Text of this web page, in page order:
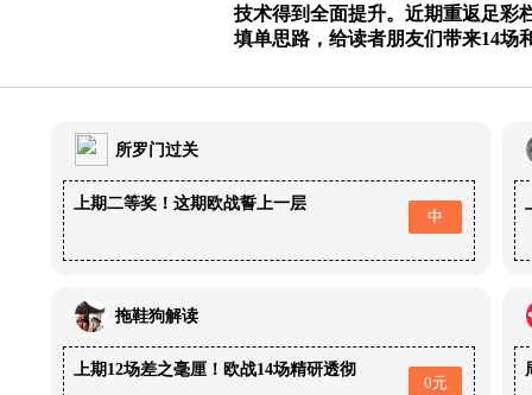
技术得到全面提升。近期重返足彩
填单思路，给读者朋友们带来14场
所罗门过关
上期二等奖！这期欧战誓上一层
中
拖鞋狗解读
上期12场差之毫厘！欧战14场精研透彻
0元